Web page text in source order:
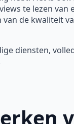
te lezen van
de kwaliteit
diensten,